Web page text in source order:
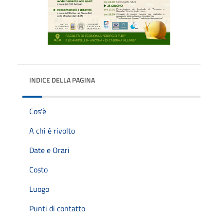
INDICE DELLA PAGINA
Cos'è
A chi è rivolto
Date e Orari
Costo
Luogo
Punti di contatto